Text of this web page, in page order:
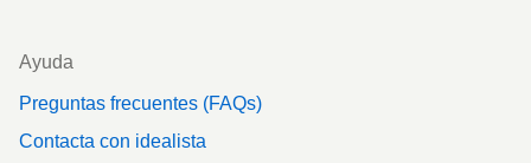
Ayuda
Preguntas frecuentes (FAQs)
Contacta con idealista